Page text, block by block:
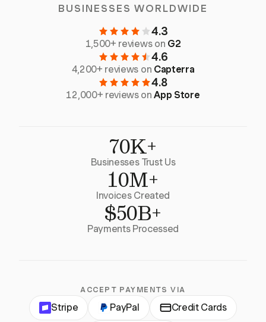
BUSINESSES WORLDWIDE
4.3
1,500+ reviews on G2
4.6
4,200+ reviews on Capterra
4.8
12,000+ reviews onApp Store
70K+
Businesses Trust Us
10M+
Invoices Created
$50B+
Payments Processed
ACCEPT PAYMENTS VIA
Stripe PayPal Credit Cards